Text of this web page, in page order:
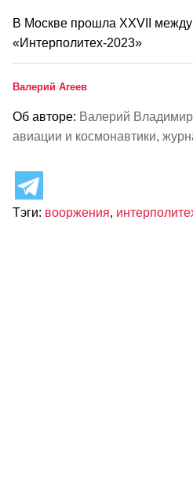
В Москве прошла XXVII
«Интерполитех-2023»
Валерий Агеев
Об авторе: Валерий
авиации и космонавтики,
Тэги: вооржения,